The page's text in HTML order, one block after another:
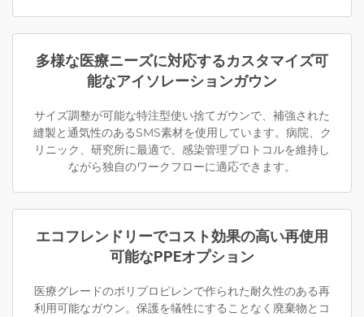
多様な医療ニーズに対応するカスタマイズ可
能なアイソレーションガウン
サイズ調整が可能な特注型使い捨てガウンで、補強された
縫製と通気性のあるSMS素材を使用しています。病院、ク
リニック、研究所に最適で、感染管理プロトコルを維持し
ながら独自のワークフローに適応できます。
エコフレンドリーでコスト効果の高い再使用
可能なPPEオプション
医療グレードのポリプロピレンで作られた耐久性のある再
利用可能なガウン。保護を犠牲にすることなく廃棄物とコ